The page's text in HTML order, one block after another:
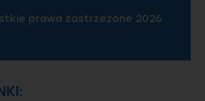
prawa zastrzeżone 2026